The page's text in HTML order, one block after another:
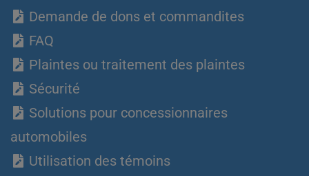
Demande de dons et commandites
FAQ
Plaintes ou traitement des plaintes
Sécurité
Solutions pour concessionnaires
automobiles
Utilisation des témoins